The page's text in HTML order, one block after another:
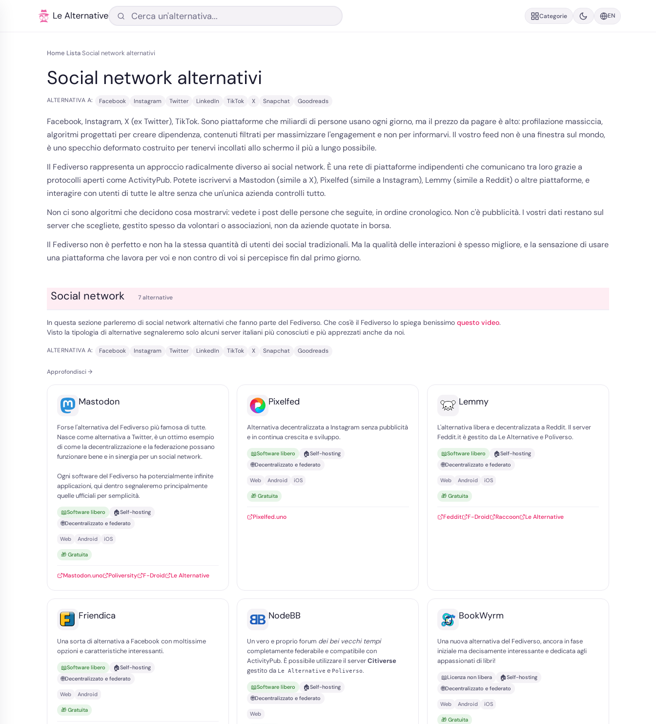
Le Alternative Categorie EN
Home ListaSocial network alternativi
Social network alternativi
ALTERNATIVA A: Facebook Instagram Twitter LinkedIn TikTok X Snapchat Goodreads
Facebook, Instagram, X (ex Twitter), TikTok. Sono piattaforme che miliardi di persone usano ogni giorno, ma il prezzo da pagare è alto: profilazione massiccia,
algoritmi progettati per creare dipendenza, contenuti filtrati per massimizzare l'engagement e non per informarvi. Il vostro feed non è una finestra sul mondo,
è uno specchio deformato costruito per tenervi incollati allo schermo il più a lungo possibile.
Il Fediverso rappresenta un approccio radicalmente diverso ai social network. È una rete di piattaforme indipendenti che comunicano tra loro grazie a
protocolli aperti come ActivityPub. Potete iscrivervi a Mastodon (simile a X), Pixelfed (simile a Instagram), Lemmy (simile a Reddit) o altre piattaforme, e
interagire con utenti di tutte le altre senza che un'unica azienda controlli tutto.
Non ci sono algoritmi che decidono cosa mostrarvi: vedete i post delle persone che seguite, in ordine cronologico. Non c'è pubblicità. I vostri dati restano sul
server che scegliete, gestito spesso da volontari o associazioni, non da aziende quotate in borsa.
Il Fediverso non è perfetto e non ha la stessa quantità di utenti dei social tradizionali. Ma la qualità delle interazioni è spesso migliore, e la sensazione di usare
una piattaforma che lavora per voi e non contro di voi si percepisce fin dal primo giorno.
Social network 7 alternative
In questa sezione parleremo di social network alternativi che fanno parte del Fediverso. Che cos'è il Fediverso lo spiega benissimo questo video.
Visto la tipologia di alternative segnaleremo solo alcuni server italiani più conosciuti e più apprezzati anche da noi.
ALTERNATIVA A: Facebook Instagram Twitter LinkedIn TikTok X Snapchat Goodreads
Approfondisci →
Mastodon
Forse l'alternativa del Fediverso più famosa di tutte.
Nasce come alternativa a Twitter, è un ottimo esempio
di come la decentralizzazione e la federazione possano
funzionare bene e in sinergia per un social network.
Ogni software del Fediverso ha potenzialmente infinite
applicazioni, qui dentro segnaleremo principalmente
quelle ufficiali per semplicità.
📖Software libero 🏠Self-hosting
🌐Decentralizzato e federato
Web Android iOS
🎁 Gratuita
Mastodon.uno Poliversity F-Droid Le Alternative
Pixelfed
Alternativa decentralizzata a Instagram senza pubblicità
e in continua crescita e sviluppo.
📖Software libero 🏠Self-hosting
🌐Decentralizzato e federato
Web Android iOS
🎁 Gratuita
Pixelfed.uno
Lemmy
L'alternativa libera e decentralizzata a Reddit. Il server
Feddit.it è gestito da Le Alternative e Poliverso.
📖Software libero 🏠Self-hosting
🌐Decentralizzato e federato
Web Android iOS
🎁 Gratuita
Feddit F-Droid Raccoon Le Alternative
Friendica
Una sorta di alternativa a Facebook con moltissime
opzioni e caratteristiche interessanti.
📖Software libero 🏠Self-hosting
🌐Decentralizzato e federato
Web Android
🎁 Gratuita
NodeBB
Un vero e proprio forum dei bei vecchi tempi
completamente federabile e compatibile con
ActivityPub. È possibile utilizzare il serverCitiverse
gestito da Le Alternative e Poliverso.
📖Software libero 🏠Self-hosting
🌐Decentralizzato e federato
Web
BookWyrm
Una nuova alternativa del Fediverso, ancora in fase
iniziale ma decisamente interessante e dedicata agli
appassionati di libri!
📖Licenza non libera 🏠Self-hosting
🌐Decentralizzato e federato
Web Android iOS
🎁 Gratuita